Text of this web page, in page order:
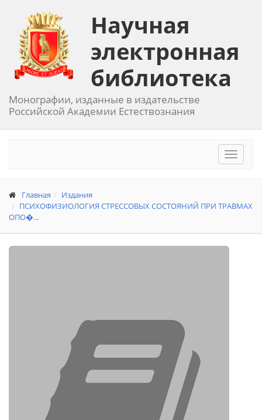
Научная
электронная
библиотека
Монографии, изданные в издательстве
Российской Академии Естествознания
Toggle
Главная
Издания
ПСИХОФИЗИОЛОГИЯ СТРЕССОВЫХ СОСТОЯНИЙ ПРИ ТРАВМАХ
ОПО�...